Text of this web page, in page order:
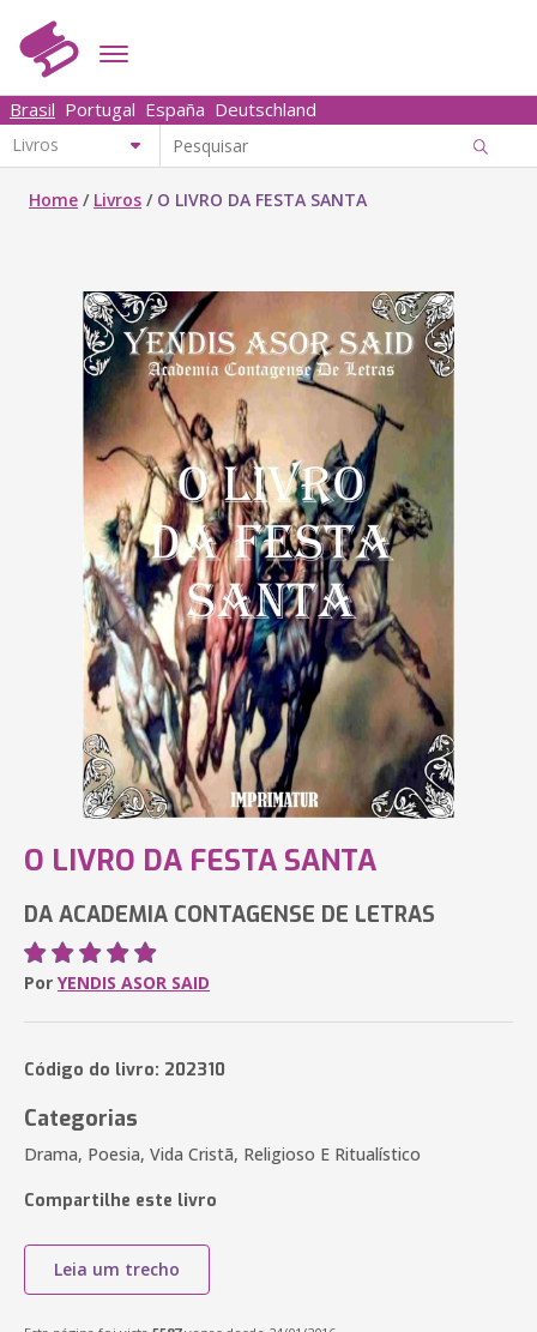
Brasil Portugal España Deutschland
Home / Livros / O LIVRO DA FESTA SANTA
O LIVRO DA FESTA SANTA
DA ACADEMIA CONTAGENSE DE LETRAS
Por YENDIS ASOR SAID
Código do livro: 202310
Categorias
Drama, Poesia, Vida Cristã, Religioso E Ritualístico
Compartilhe este livro
Leia um trecho